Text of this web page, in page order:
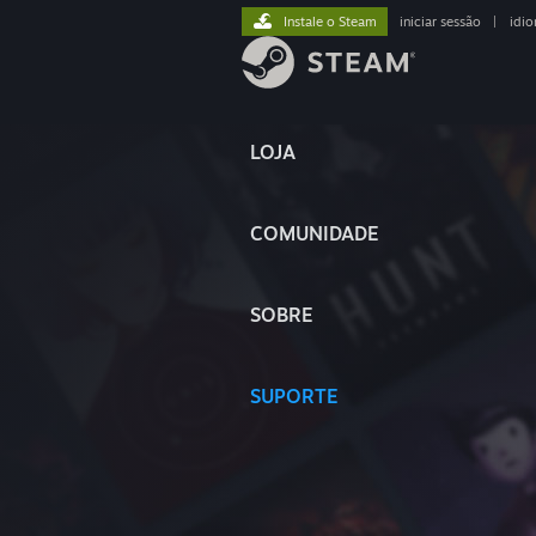
LOJA
COMUNIDADE
SOBRE
SUPORTE
Instale o Steam iniciar sessão